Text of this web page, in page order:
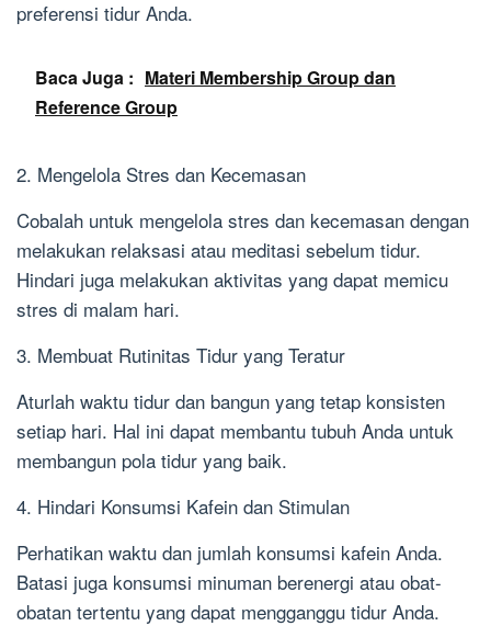
preferensi tidur Anda.
Baca Juga : Materi Membership Group dan
Reference Group
2. Mengelola Stres dan Kecemasan
Cobalah untuk mengelola stres dan kecemasan dengan
melakukan relaksasi atau meditasi sebelum tidur.
Hindari juga melakukan aktivitas yang dapat memicu
stres di malam hari.
3. Membuat Rutinitas Tidur yang Teratur
Aturlah waktu tidur dan bangun yang tetap konsisten
setiap hari. Hal ini dapat membantu tubuh Anda untuk
membangun pola tidur yang baik.
4. Hindari Konsumsi Kafein dan Stimulan
Perhatikan waktu dan jumlah konsumsi kafein Anda.
Batasi juga konsumsi minuman berenergi atau obat-
obatan tertentu yang dapat mengganggu tidur Anda.